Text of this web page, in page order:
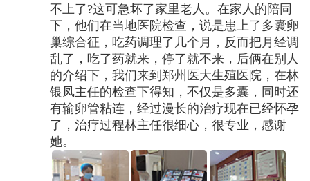
不上了?这可急坏了家里老人。在家人的陪同
下，他们在当地医院检查，说是患上了多囊卵
巢综合征，吃药调理了几个月，反而把月经调
乱了，吃了药就来，停了就不来，后俩在别人
的介绍下，我们来到郑州医大生殖医院，在林
银凤主任的检查下得知，不仅是多囊，同时还
有输卵管粘连，经过漫长的治疗现在已经怀孕
了，治疗过程林主任很细心，很专业，感谢
她。